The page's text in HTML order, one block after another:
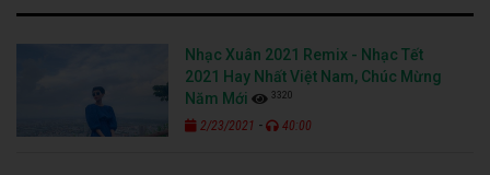
Nhạc Xuân 2021 Remix - Nhạc Tết
2021 Hay Nhất Việt Nam, Chúc Mừng
Năm Mới
3320
2/23/2021 - 40:00